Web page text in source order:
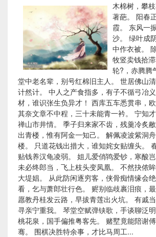
木棉树，攀
著葩。 阳春
霞。 东风一
沙。 绿叶成
中作衣被。
牧竖卖钱拾
轮?，赤腾腾
堂中老名辈，别号红棉旧主人。 世居佛山
计然计。 中人之产食指多，有子不循弓冶
材，谁识张生负异才！ 西库五车悉贯串，欧
其奈文章不中程，三十未能青一衿。 宁知
禅山市井情。 季子归来家不齿，残羹冷炙
出青楼，惟有阿金一知己。 解佩凌波紫洞
楼。 只道花钱出措大，谁知姹女贴缠头。
贴钱养汉龟凌弱。 姐儿爱俏鸨爱钞，寒酸
未必终郎当，飞上枝头变凤凰。 不然抉侬
大堤娼。 从此防闲逐穷客，侠骨痴情缘会
看，乞与萧郎壮行色。 赆别临歧裹泪痕，最
愿教丹桂发云路，早拔青莲出火坑。 有戚
寻亲宁重我。 琴堂空赋弹铗歌，手谈聊泛
桃花泉，国手偏推粤客先。 赌墅竟能陪谢
骞。 围棋决胜特余事，才比马周工...